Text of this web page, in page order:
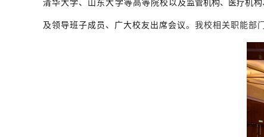
清华大学、山东大学等高等院校以及 监管机构、医疗机
及领导班子成员、广大校友出席会议。我校相关职能部